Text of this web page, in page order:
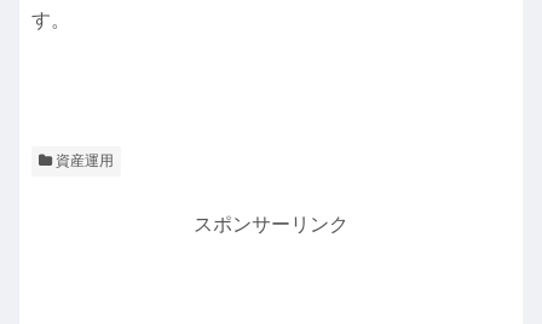
す。
資産運用
スポンサーリンク